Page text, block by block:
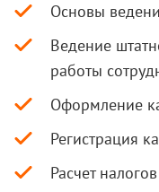
Основы
Ведение
работы
Оформление
Регистрация
Расчет